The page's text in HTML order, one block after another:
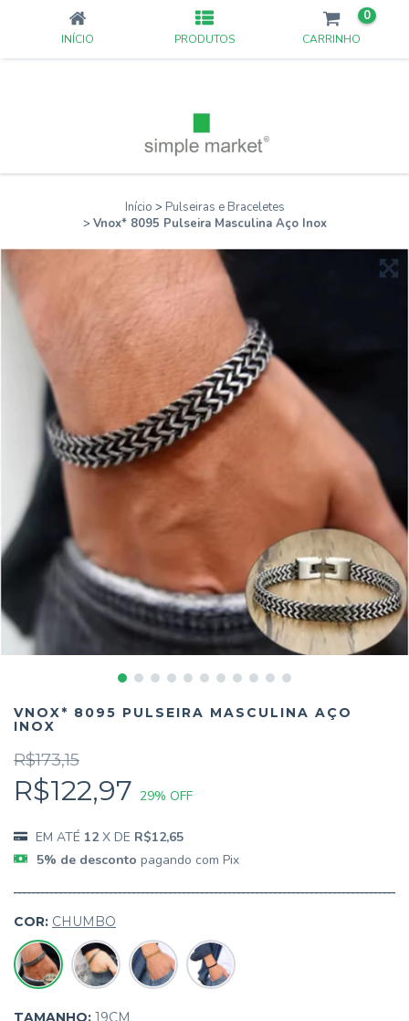
INÍCIO PRODUTOS CARRINHO
0
Início > Pulseiras e Braceletes
> Vnox* 8095 Pulseira Masculina Aço Inox
VNOX* 8095 PULSEIRA MASCULINA AÇO
INOX
R$173,15
R$122,97 29% OFF
12 X DE R$12,65
5% de desconto pagando com Pix
COR: CHUMBO